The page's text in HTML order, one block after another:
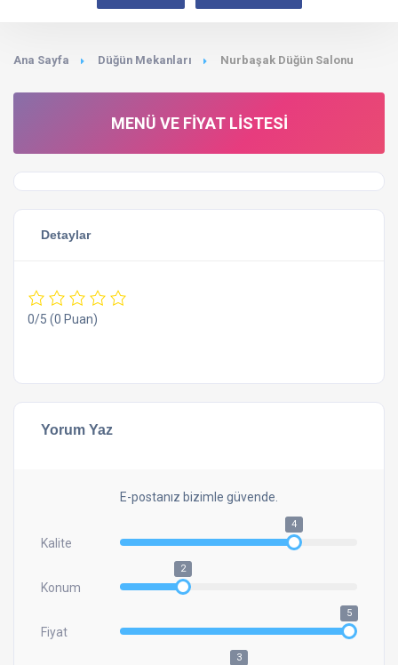
Ana Sayfa Düğün Mekanları Nurbaşak Düğün Salonu
MENÜ VE FIYAT LISTESI
Detaylar
0/5 (0 Puan)
Yorum Yaz
E-postanız bizimle güvende.
Kalite
4
Konum
2
Fiyat
5
3